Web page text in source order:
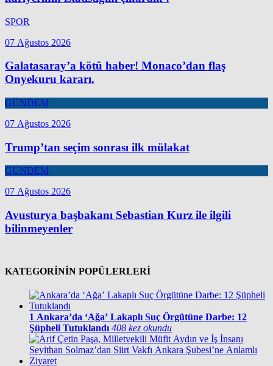
SPOR
07 Ağustos 2026
Galatasaray’a kötü haber! Monaco’dan flaş
Onyekuru kararı.
GÜNDEM
07 Ağustos 2026
Trump’tan seçim sonrası ilk mülakat
GÜNDEM
07 Ağustos 2026
Avusturya başbakanı Sebastian Kurz ile ilgili
bilinmeyenler
KATEGORİNİN POPÜLERLERİ
1 Ankara’da ‘Ağa’ Lakaplı Suç Örgütüne Darbe: 12
Şüpheli Tutuklandı 408 kez okundu